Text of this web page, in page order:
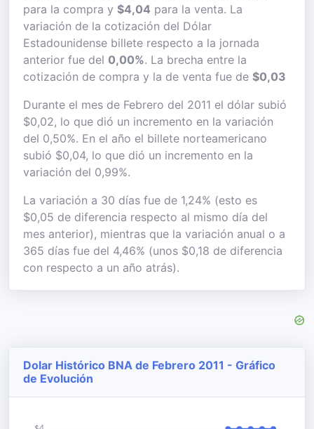
para la compra y $4,04 para la venta. La
variación de la cotización del Dólar
Estadounidense billete respecto a la jornada
anterior fue del 0,00%. La brecha entre la
cotización de compra y la de venta fue de $0,03
Durante el mes de Febrero del 2011 el dólar subió
$0,02, lo que dió un incremento en la variación
del 0,50%. En el año el billete norteamericano
subió $0,04, lo que dió un incremento en la
variación del 0,99%.
La variación a 30 días fue de 1,24% (esto es
$0,05 de diferencia respecto al mismo día del
mes anterior), mientras que la variación anual o a
365 días fue del 4,46% (unos $0,18 de diferencia
con respecto a un año atrás).
Dolar Histórico BNA de Febrero 2011 - Gráfico
de Evolución